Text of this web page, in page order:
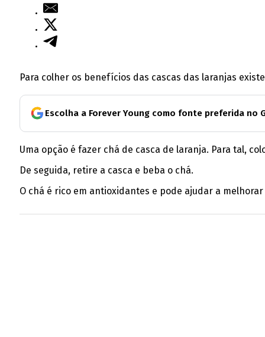
Para colher os benefícios das cascas das laranjas
Escolha a Forever Young como fonte preferida no
Uma opção é fazer chá de casca de laranja. Para tal,
De seguida, retire a casca e beba o chá.
O chá é rico em antioxidantes e pode ajudar a